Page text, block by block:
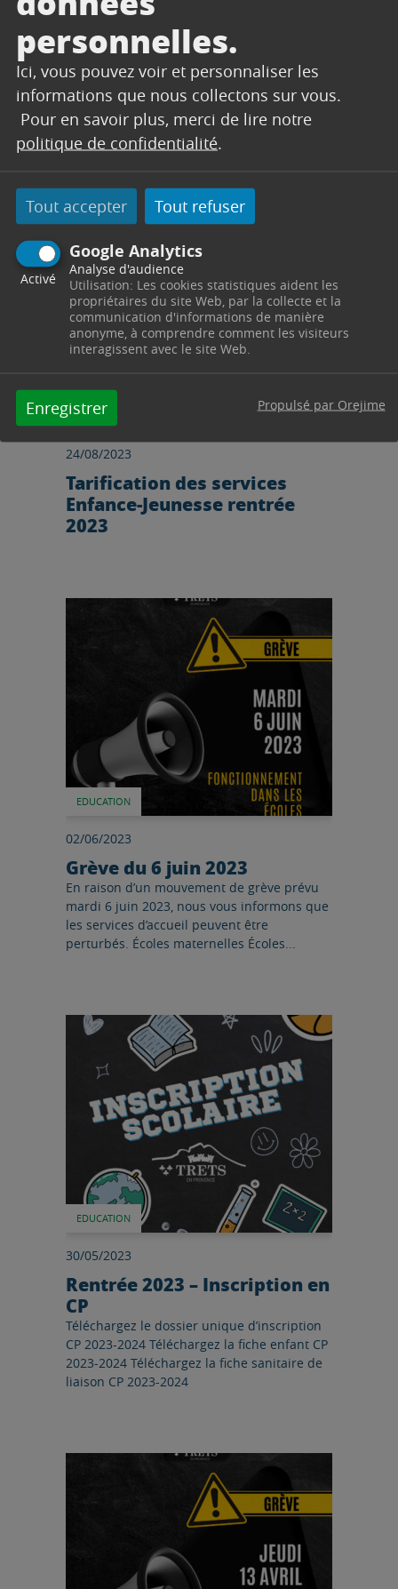
personnelles.
Ici, vous pouvez voir et personnaliser les
informations que nous collectons sur vous.
Pour en savoir plus, merci de lire notre
politique de confidentialité.
Tout accepter Tout refuser
Google Analytics
Activé
Analyse d'audience
Utilisation: Les cookies statistiques aident les
propriétaires du site Web, par la collecte et la
communication d'informations de manière
anonyme, à comprendre comment les visiteurs
interagissent avec le site Web.
Enregistrer Propulsé par Orejime
01/09/2023
Rentrée des classes lundi 4
septembre 2023
La rentrée des écoliers Après des vacances
d’été bien animées à Trets, les petits Tretsois
vont reprendre le chemin de l’école ce lundi.
Les élèves de...
EDUCATION, ENFANCE, JEUNESSE
24/08/2023
Tarification des services
Enfance-Jeunesse rentrée
2023
Lire l'article
EDUCATION
02/06/2023
Grève du 6 juin 2023
En raison d’un mouvement de grève prévu
mardi 6 juin 2023, nous vous informons que
les services d’accueil peuvent être
perturbés. Écoles maternelles Écoles...
EDUCATION
30/05/2023
Rentrée 2023 – Inscription en
CP
Téléchargez le dossier unique d’inscription
CP 2023-2024 Téléchargez la fiche enfant CP
2023-2024 Téléchargez la fiche sanitaire de
liaison CP 2023-2024
Lire l'article